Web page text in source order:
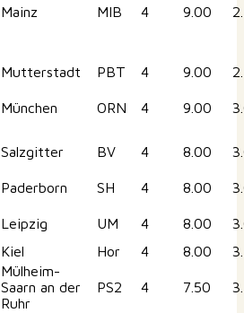
Mainz MIB 4 9.00
Mutterstadt PBT 4 9.00
München ORN 4 9.00
Salzgitter BV 4 8.00
Paderborn SH 4 8.00
Leipzig UM 4 8.00
Kiel Hor 4 8.00
Mülheim-
Saarn an der
Ruhr
PS2 4 7.50